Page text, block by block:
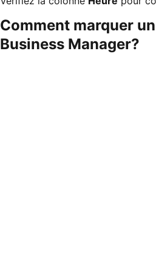
Comment marquer
Business Manager?